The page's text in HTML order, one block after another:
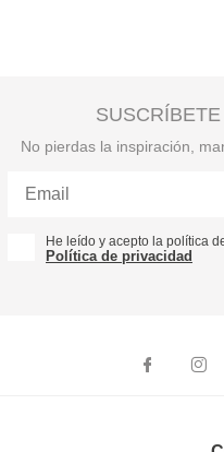
No pierdas la inspiración,
He leído y acepto la política
Política de privacidad